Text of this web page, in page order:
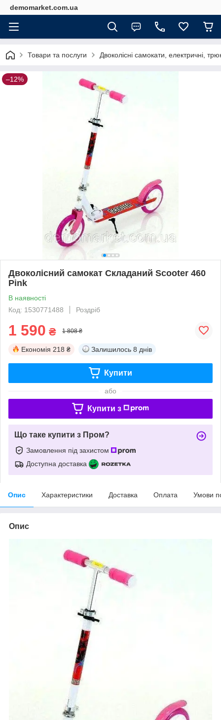
demomarket.com.ua
Товари та послуги Двоколісні самокати, електричні,
–12%
Двоколісний самокат Складаний Scooter 460
Pink
В наявності
Код: 1530771488
Роздріб
1 590 ₴ 1 808 ₴
Економія 218 ₴ Залишилось 8 днів
Купити
або
Купити з
Що таке купити з Пром?
Замовлення під захистом
Доступна доставка
Опис Характеристики Доставка Оплата Умови
Опис